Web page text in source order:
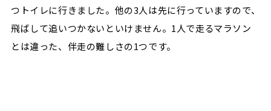
つトイレに行きました。他の3人は先に行っていますので、
飛ばして追いつかないといけません。1人で走るマラソン
とは違った、伴走の難しさの1つです。